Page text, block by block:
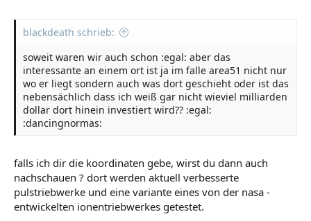
blackdeath schrieb:
soweit waren wir auch schon :egal: aber das
interessante an einem ort ist ja im falle area51 nicht nur
wo er liegt sondern auch was dort geschieht oder ist das
nebensächlich dass ich weiß gar nicht wieviel milliarden
dollar dort hinein investiert wird?? :egal:
:dancingnormas:
falls ich dir die koordinaten gebe, wirst du dann auch
nachschauen ? dort werden aktuell verbesserte
pulstriebwerke und eine variante eines von der nasa -
entwickelten ionentriebwerkes getestet.